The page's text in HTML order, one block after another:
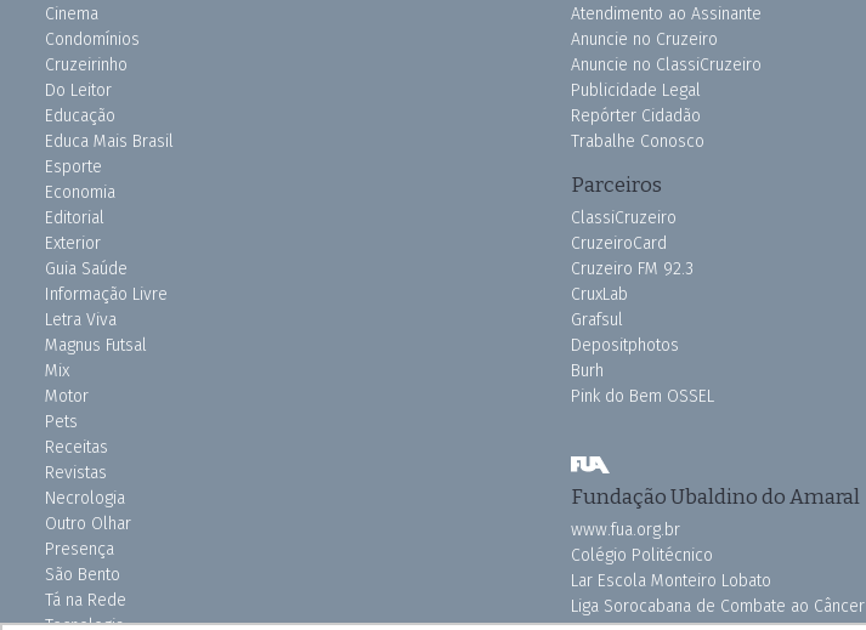
Cinema
Condomínios
Cruzeirinho
Do Leitor
Educação
Educa Mais Brasil
Esporte
Economia
Editorial
Exterior
Guia Saúde
Informação Livre
Letra Viva
Magnus Futsal
Mix
Motor
Pets
Receitas
Revistas
Necrologia
Outro Olhar
Presença
São Bento
Tá na Rede
Tecnologia
Atendimento ao Assinante
Anuncie no Cruzeiro
Anuncie no ClassiCruzeiro
Publicidade Legal
Repórter Cidadão
Trabalhe Conosco
Parceiros
ClassiCruzeiro
CruzeiroCard
Cruzeiro FM 92.3
CruxLab
Grafsul
Depositphotos
Burh
Pink do Bem OSSEL
Fundação Ubaldino do Amaral
www.fua.org.br
Colégio Politécnico
Lar Escola Monteiro Lobato
Liga Sorocabana de Combate ao Câncer